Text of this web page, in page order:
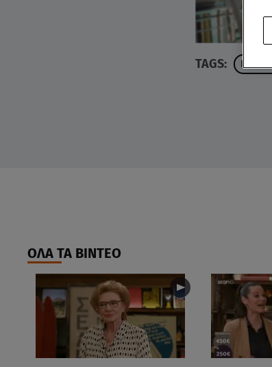
TAGS: ROUTE
ΟΛΑ ΤΑ ΒΙΝΤΕΟ